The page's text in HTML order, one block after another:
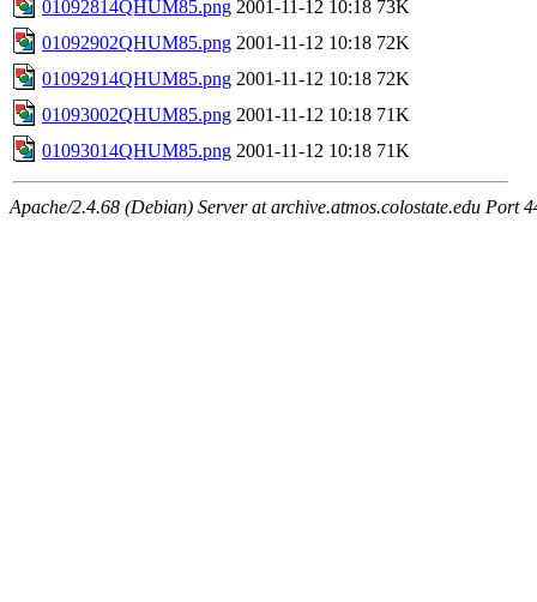
01092814QHUM85.png 2001-11-12 10:18 73K
01092902QHUM85.png 2001-11-12 10:18 72K
01092914QHUM85.png 2001-11-12 10:18 72K
01093002QHUM85.png 2001-11-12 10:18 71K
01093014QHUM85.png 2001-11-12 10:18 71K
Apache/2.4.68 (Debian) Server at archive.atmos.colostate.edu Port